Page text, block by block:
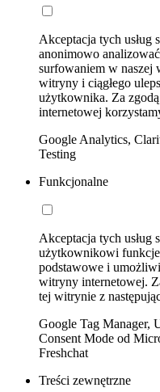
Akceptacja tych usług
anonimowo
surfowaniem w naszej
witryny i ciągłego
użytkownika. Za
internetowej
Google Analytics,
Testing
Funkcjonalne
Akceptacja tych usług
użytkownikowi
podstawowe i
witryny internetowej.
tej witrynie z
Google Tag Manager,
Consent Mode od
Freshchat
Treści zewnętrzne